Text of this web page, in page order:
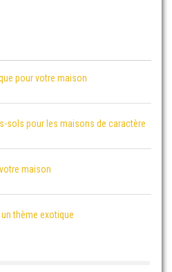
pour votre maison
sols pour les maisons de caractère
maison
thème exotique